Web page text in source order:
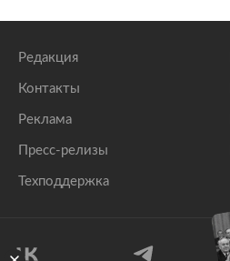
Редакция
Контакты
Реклама
Пресс-релизы
Техподдержка